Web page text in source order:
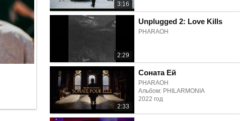
3:16
2:29
Unplugged 2: Love Kills
PHARAOH
2:33
Соната Ей
PHARAOH
Альбом: PHILARMONIA
2022 год